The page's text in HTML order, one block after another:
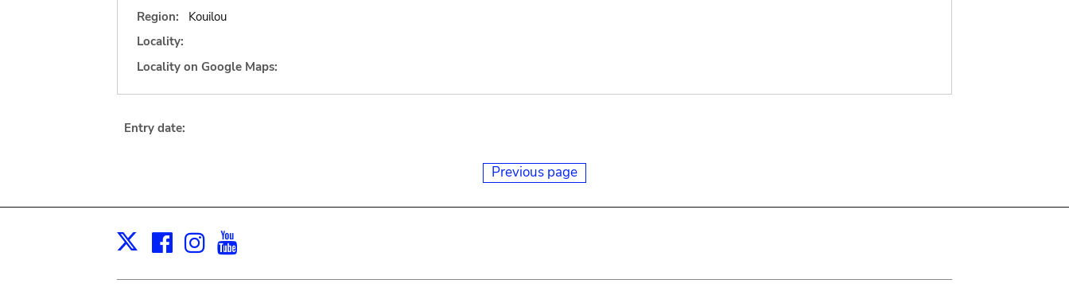
Region:
Kouilou
Locality:
Locality on Google Maps:
Entry date:
Previous page
X Facebook
Instagram